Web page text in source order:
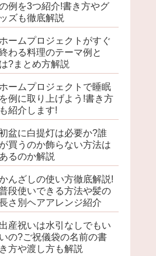
例を3つ紹介!書き方やグ
ッズも徹底解説
ホームプロジェクトがすぐ
わる料理のテーマ例と
は?まとめ方解説
ホームプロジェクトで睡眠
を例に取り上げよう!書き方
も紹介します!
盆に白提灯は必要か?誰
が買うのか飾らない方法は
あるのか解説
んざしの使い方徹底解説!
段使いできる方法や髪の
さ別ヘアアレンジ紹介
出産祝いは水引なしでもい
いの?ご祝儀袋の名前の書
き方や渡し方も解説